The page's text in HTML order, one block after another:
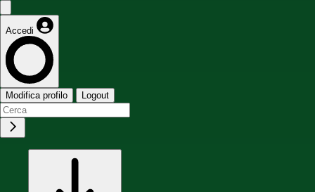
Accedi
Modifica profilo Logout